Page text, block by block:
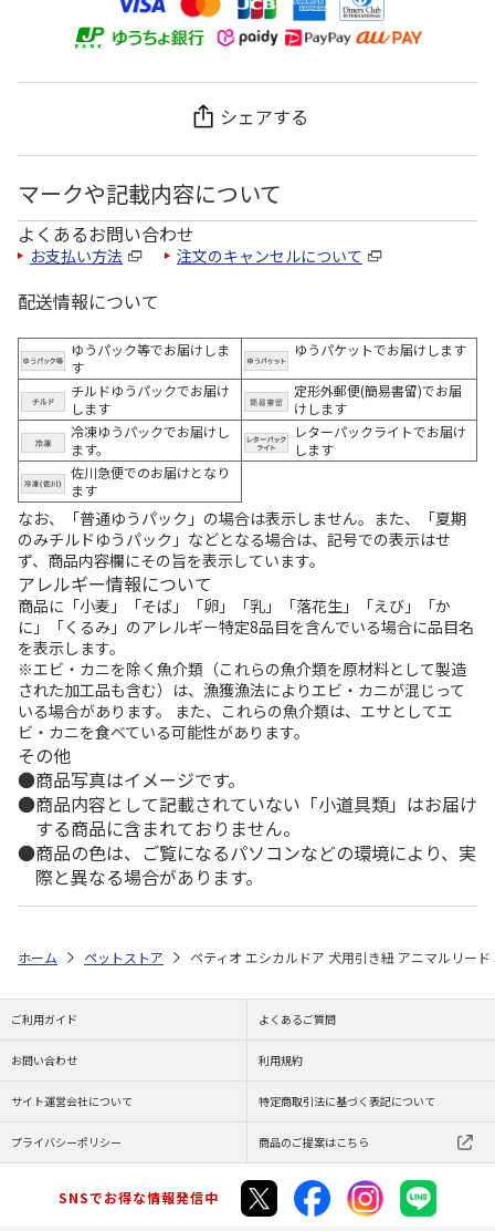
シェアする
マークや記載内容について
よくあるお問い合わせ
お支払い方法 注文のキャンセルについて
配送情報について
ゆうパック等でお届けしま
す
ゆうパケットでお届けします
チルドゆうパックでお届け
します
定形外郵便(簡易書留)でお届
けします
冷凍ゆうパックでお届けし
ます。
レターパックライトでお届け
します
佐川急便でのお届けとなり
ます
なお、「普通ゆうパック」の場合は表示しません。また、「夏期
のみチルドゆうパック」などとなる場合は、記号での表示はせ
ず、商品内容欄にその旨を表示しています。
アレルギー情報について
商品に「小麦」「そば」「卵」「乳」「落花生」「えび」「か
に」「くるみ」のアレルギー特定8品目を含んでいる場合に品目名
を表示します。
※エビ・カニを除く魚介類（これらの魚介類を原材料として製造
された加工品も含む）は、漁獲漁法によりエビ・カニが混じって
いる場合があります。 また、これらの魚介類は、エサとしてエ
ビ・カニを食べている可能性があります。
その他
商品写真はイメージです。
商品内容として記載されていない「小道具類」はお届け
する商品に含まれておりません。
商品の色は、ご覧になるパソコンなどの環境により、実
際と異なる場合があります。
ホーム ペットストア ペティオ エシカルドア 犬用引き紐 アニマルリード
ご利用ガイド よくあるご質問
お問い合わせ 利用規約
サイト運営会社について 特定商取引法に基づく表記について
プライバシーポリシー 商品のご提案はこちら
SNSでお得な情報発信中